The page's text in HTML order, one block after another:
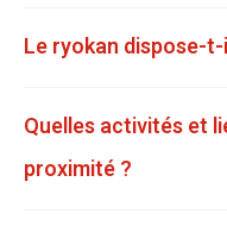
Le ryokan dispose-t-
Quelles activités et
proximité ?